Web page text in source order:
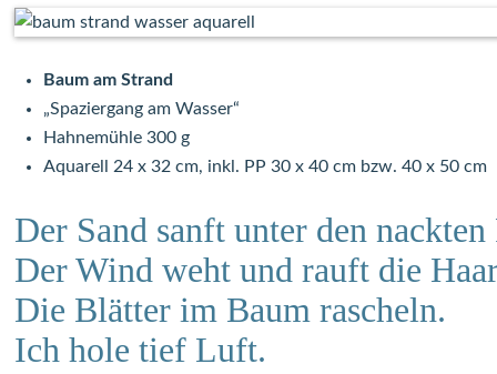
Baum am Strand
„Spaziergang am Wasser“
Hahnemühle 300 g
Aquarell 24 x 32 cm, inkl. PP 30 x 40 cm bzw. 40 x 50 cm
Der Sand sanft unter den nackten
Der Wind weht und rauft die
Die Blätter im Baum rascheln.
Ich hole tief Luft.